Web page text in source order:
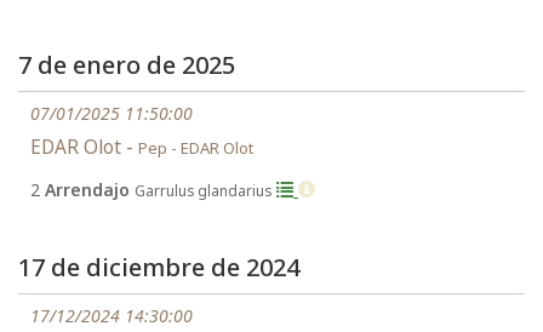
7 de enero de 2025
07/01/2025 11:50:00
EDAR Olot - Pep - EDAR Olot
2 Arrendajo Garrulus glandarius
17 de diciembre de 2024
17/12/2024 14:30:00